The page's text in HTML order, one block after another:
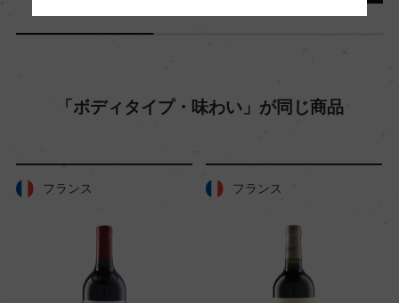
ー
「ボディタイプ・味わい」が同じ商品
フランス フランス